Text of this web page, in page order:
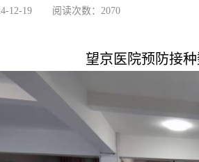
12-19 阅读次数：2070
望京医院预防接